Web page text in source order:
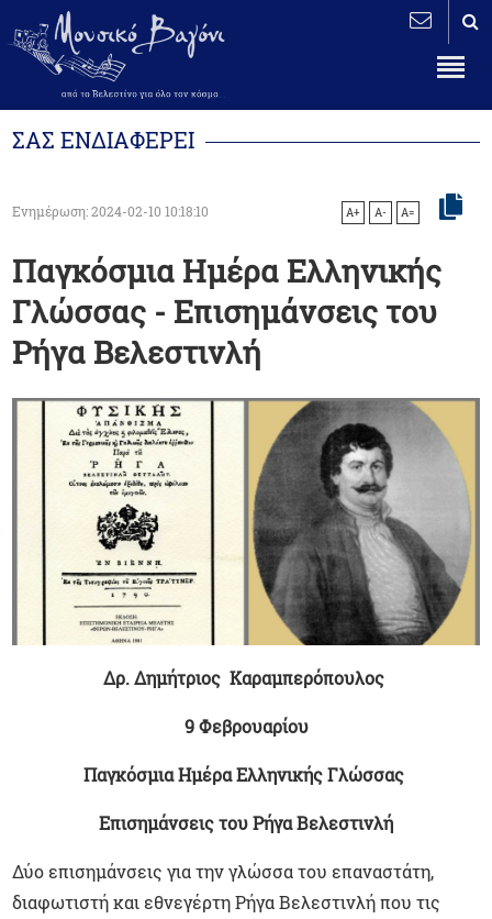
ΣΑΣ ΕΝΔΙΑΦΕΡΕΙ
Ενημέρωση: 2024-02-10 10:18:10 A+ A- A=
Παγκόσμια Ημέρα Ελληνικής
Γλώσσας - Επισημάνσεις του
Ρήγα Βελεστινλή
Δρ. Δημήτριος Καραμπερόπουλος
9 Φεβρουαρίου
Παγκόσμια Ημέρα Ελληνικής Γλώσσας
Επισημάνσεις του Ρήγα Βελεστινλή
Δύο επισημάνσεις για την γλώσσα του επαναστάτη,
διαφωτιστή και εθνεγέρτη Ρήγα Βελεστινλή που τις